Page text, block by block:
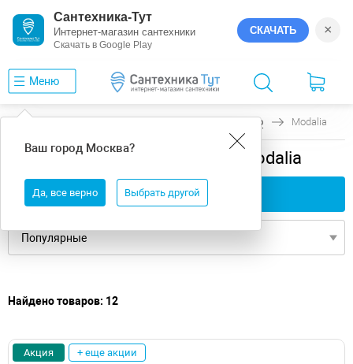
Сантехника-Тут
Интернет-магазин сантехники
Скачать в Google Play
СКАЧАТЬ ×
Меню
Ваш город Москва?
Да, все верно Выбрать другой
Creto Modalia
универсальная ванны Creto Modalia
Применить фильтры
Найдено товаров: 12
Акция + еще акции